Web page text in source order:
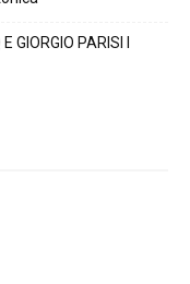
GIORGIO PARISI I